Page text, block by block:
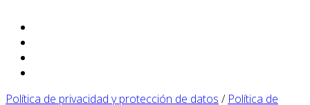
Política de privacidad y protección de datos / Política de